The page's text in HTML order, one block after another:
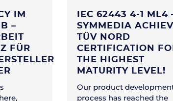
IM
–
FÜR
IEC 62443 4-1 ML4
SYMMEDIA
TÜV NORD
CERTIFICATION
THE HIGHEST
MATURITY LEVEL!
Our product
process has reached the